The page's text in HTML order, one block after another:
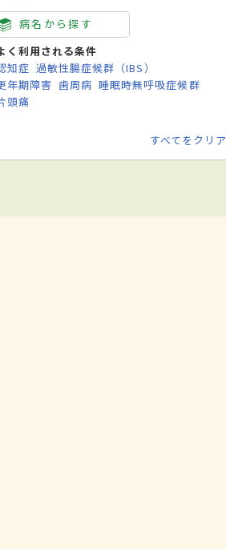
病名から探す
く利用される条件
知症 過敏性腸症候群（IBS）
年期障害 歯周病 睡眠時無呼吸症候群
頭痛
すべてをクリア